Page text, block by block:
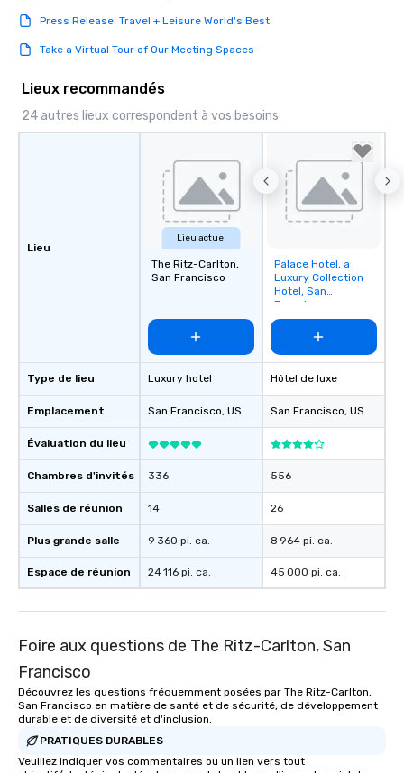
Press Release: Travel + Leisure World's Best
Take a Virtual Tour of Our Meeting Spaces
Lieux recommandés
24 autres lieux correspondent à vos besoins
Lieu
Type de lieu
Emplacement
Évaluation du lieu
Chambres d'invités
Salles de réunion
Plus grande salle
Espace de réunion
Lieu actuel
The Ritz-Carlton,
San Francisco
Luxury hotel
San Francisco, US
336
14
9 360 pi. ca.
24 116 pi. ca.
Removed from
favorites
Palace Hotel, a
Luxury Collection
Hotel, San
Francisco
Hôtel de luxe
San Francisco, US
556
26
8 964 pi. ca.
45 000 pi. ca.
Foire aux questions de The Ritz-Carlton, San
Francisco
Découvrez les questions fréquemment posées par The Ritz-Carlton,
San Francisco en matière de santé et de sécurité, de développement
durable et de diversité et d'inclusion.
PRATIQUES DURABLES
Veuillez indiquer vos commentaires ou un lien vers tout